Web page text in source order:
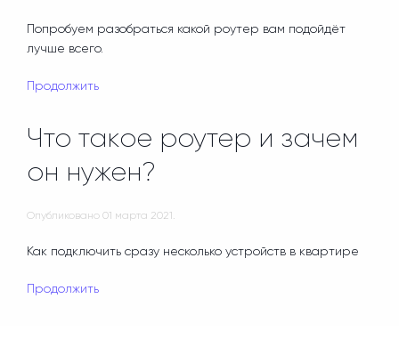
Попробуем разобраться какой роутер вам подойдёт
лучше всего.
Продолжить
Что такое роутер и зачем
он нужен?
Опубликовано 01 марта 2021 .
Как подключить сразу несколько устройств в квартире
Продолжить